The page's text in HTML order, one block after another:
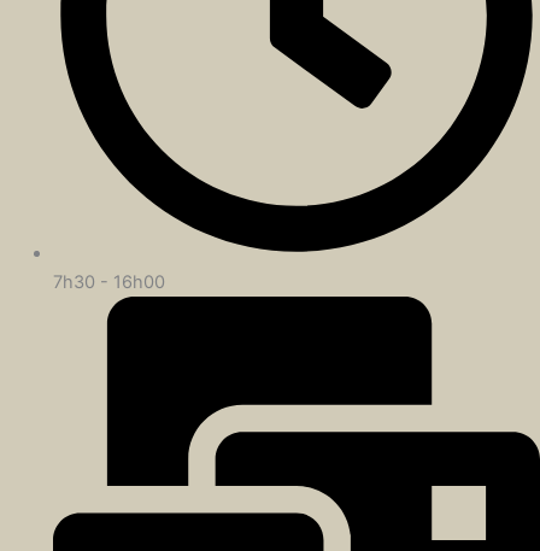
7h30 - 16h00